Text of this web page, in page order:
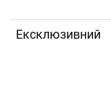
Ексклюзивний